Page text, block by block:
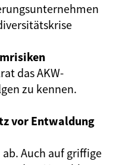
das AKW-
zu kennen.
vor Entwaldung
Auch auf griffige